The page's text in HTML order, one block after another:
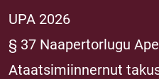
UPA 2026
§ 37 Naapertorlugu
Ataatsimiinnernut